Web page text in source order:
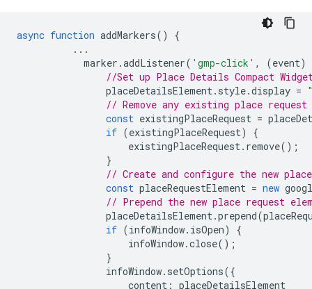
async function addMarkers()
{
...
marker .addListener( 'gmp-click' , (event)
//Set up Place Details Compact
placeDetailsElement. style.display =
// Remove any existing place request
const existingPlaceRequest =
if (existingPlaceRequest)
{
existingPlaceRequest. remove();
}
// Create and configure the new
const placeRequestElement = new
// Prepend the new place request
placeDetailsElement.prepend(
if (infoWindow. isOpen)
{
infoWindow.close();
}
infoWindow. setOptions({
content : placeDetailsElement